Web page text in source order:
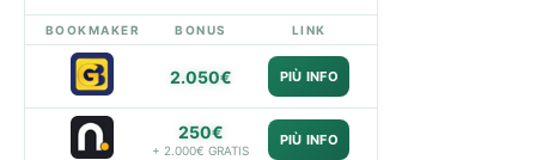
BOOKMAKER BONUS LINK
2.050€ PIÙ INFO
250€
+ 2.000€ GRATIS
PIÙ INFO